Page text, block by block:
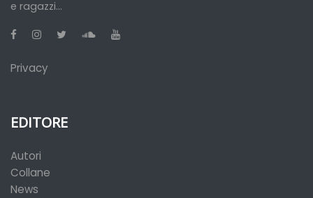
e ragazzi...
Privacy
EDITORE
Autori
Collane
News